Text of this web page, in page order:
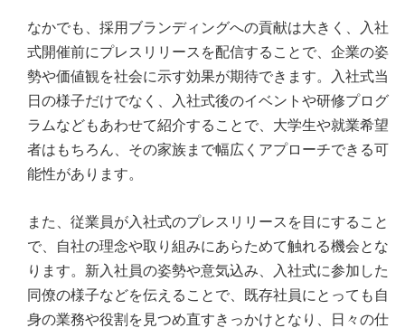
なかでも、採用ブランディングへの貢献は大きく、入社
式開催前にプレスリリースを配信することで、企業の姿
勢や価値観を社会に示す効果が期待できます。入社式当
日の様子だけでなく、入社式後のイベントや研修プログ
ラムなどもあわせて紹介することで、大学生や就業希望
者はもちろん、その家族まで幅広くアプローチできる可
能性があります。
また、従業員が入社式のプレスリリースを目にすること
で、自社の理念や取り組みにあらためて触れる機会とな
ります。新入社員の姿勢や意気込み、入社式に参加した
同僚の様子などを伝えることで、既存社員にとっても自
身の業務や役割を見つめ直すきっかけとなり、日々の仕